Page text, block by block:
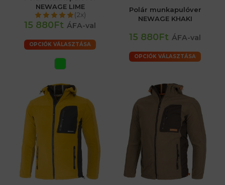
NEWAGE LIME
(2x)
15 880Ft ÁFA-val
OPCIÓK VÁLASZTÁSA
Polár munkapulóver
NEWAGE KHAKI
15 880Ft ÁFA-val
OPCIÓK VÁLASZTÁSA